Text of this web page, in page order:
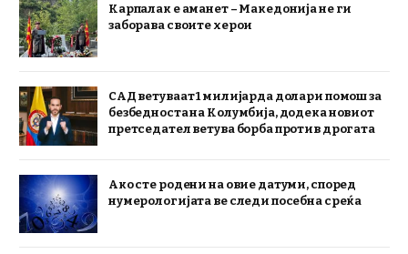
Карпалак е аманет – Македонија не ги
заборава своите херои
САД ветуваат 1 милијарда долари помош за
безбедноста на Колумбија, додека новиот
претседател ветува борба против дрогата
Ако сте родени на овие датуми, според
нумерологијата ве следи посебна среќа